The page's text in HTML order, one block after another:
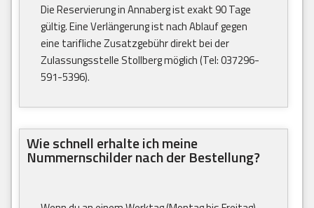
Die Reservierung in Annaberg ist exakt 90 Tage
gültig. Eine Verlängerung ist nach Ablauf gegen
eine tarifliche Zusatzgebühr direkt bei der
Zulassungsstelle Stollberg möglich (Tel: 037296-
591-5396).
Wie schnell erhalte ich meine
Nummernschilder nach der Bestellung?